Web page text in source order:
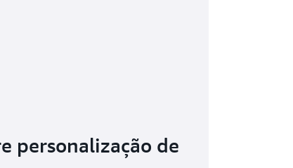
personalização de